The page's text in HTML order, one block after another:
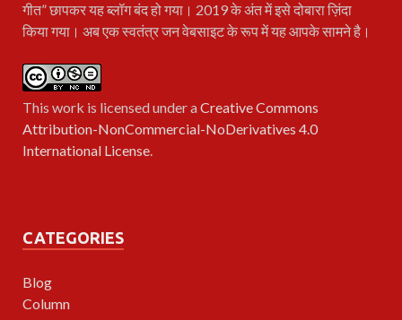
गीत” छापकर यह ब्लॉग बंद हो गया। 2019 के अंत में इसे दोबारा ज़िंदा
किया गया। अब एक स्वतंत्र जन वेबसाइट के रूप में यह आपके सामने है।
This work is licensed under aCreative Commons
Attribution-NonCommercial-NoDerivatives 4.0
International License.
CATEGORIES
Blog
Column